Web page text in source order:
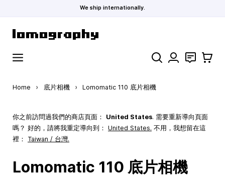
We ship internationally.
Search 聯絡 購物車
Home › 底片相機 › Lomomatic 110 底片相機
你之前訪問過我們的商店頁面： United States. 需要重新導向頁面
嗎？ 好的，請將我重定導向到： United States. 不用，我想留在這
裡： Taiwan / 台灣.
Lomomatic 110 底片相機